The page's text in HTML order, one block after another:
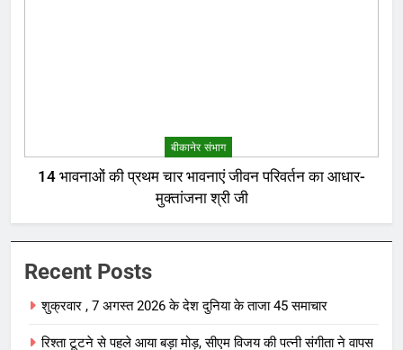
बीकानेर संभाग
14 भावनाओं की प्रथम चार भावनाएं जीवन परिवर्तन का आधार-
मुक्तांजना श्री जी
Recent Posts
शुक्रवार , 7 अगस्त 2026 के देश दुनिया के ताजा 45 समाचार
रिश्ता टूटने से पहले आया बड़ा मोड़, सीएम विजय की पत्नी संगीता ने वापस